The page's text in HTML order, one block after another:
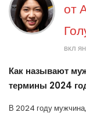
от
вкл
Как называют
термины 2024
В 2024 году